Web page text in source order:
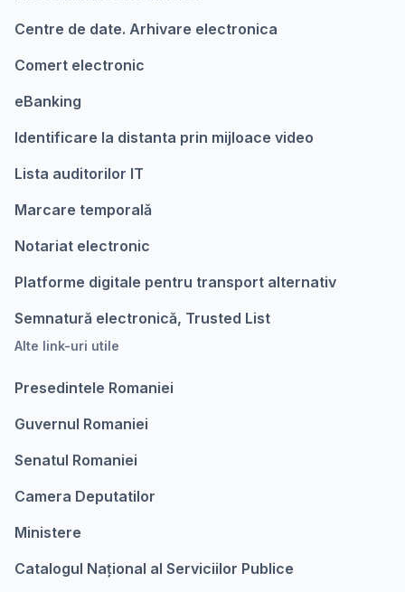
Centre de date. Arhivare electronica
Comert electronic
eBanking
Identificare la distanta prin mijloace video
Lista auditorilor IT
Marcare temporalǎ
Notariat electronic
Platforme digitale pentru transport alternativ
Semnatură electronică, Trusted List
Alte link-uri utile
Presedintele Romaniei
Guvernul Romaniei
Senatul Romaniei
Camera Deputatilor
Ministere
Catalogul Național al Serviciilor Publice